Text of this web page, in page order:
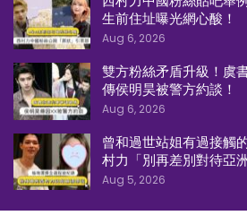
生前住址曝光網心酸！
Aug 6, 2026
雙方粉絲矛盾升級！虞
傳侯明昊被警方約談！
Aug 6, 2026
曾和過世站姐有過接觸
村力「別再差別對待亞
Aug 5, 2026